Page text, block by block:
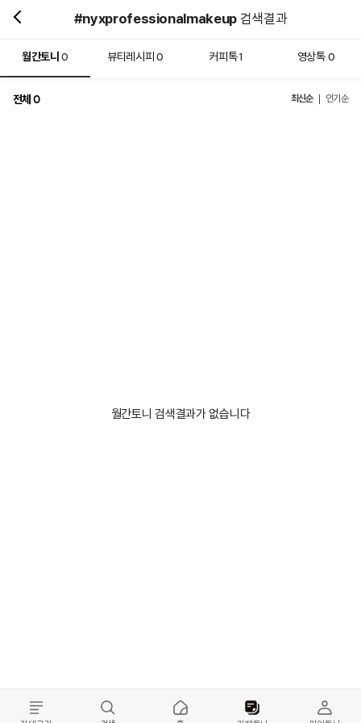
#nyxprofessionalmakeup 검색결과
월간토니0 뷰티레시피0 커피톡1 영상톡 0
전체 0 최신순 인기순
월간토니 검색결과가 없습니다